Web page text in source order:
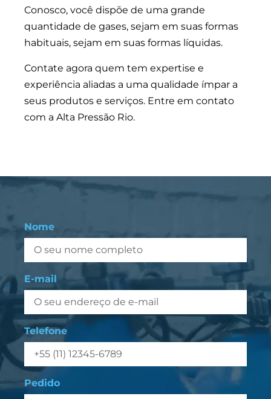
Conosco, você dispõe de uma grande
quantidade de gases, sejam em suas formas
habituais, sejam em suas formas líquidas.
Contate agora quem tem expertise e
experiência aliadas a uma qualidade ímpar a
seus produtos e serviços. Entre em contato
com a Alta Pressão Rio.
Nome
E-mail
Telefone
Pedido